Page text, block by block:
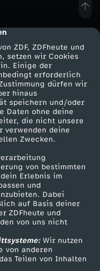
ZDF, ZDFheute und
setzen wir Cookies
Einige der
erforderlich
dürfen wir
hinaus
speichern und/oder
Daten ohne deine
die nicht unsere
verwenden deine
Zwecken.
von bestimmten
Erlebnis im
und
Dabei
auf Basis deiner
ZDFheute und
von uns nicht
Wir nutzen
von anderen
Teilen von Inhalten
zum ZDF